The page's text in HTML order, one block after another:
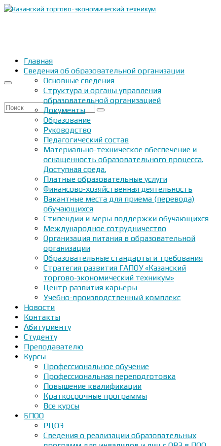
Искать:
Главная
Сведения об образовательной организации
Основные сведения
Структура и органы управления
образовательной организацией
Документы
Образование
Руководство
Педагогический состав
Материально-техническое обеспечение и
оснащенность образовательного процесса.
Доступная среда.
Платные образовательные услуги
Финансово-хозяйственная деятельность
Вакантные места для приема (перевода)
обучающихся
Стипендии и меры поддержки обучающихся
Международное сотрудничество
Организация питания в образовательной
организации
Образовательные стандарты и требования
Стратегия развития ГАПОУ «Казанский
торгово-экономический техникум»
Центр развития карьеры
Учебно-производственный комплекс
Новости
Контакты
Абитуриенту
Студенту
Преподавателю
Курсы
Профессиональное обучение
Профессиональная переподготовка
Повышение квалификации
Краткосрочные программы
Все курсы
БПОО
РЦОЭ
Сведения о реализации образовательных